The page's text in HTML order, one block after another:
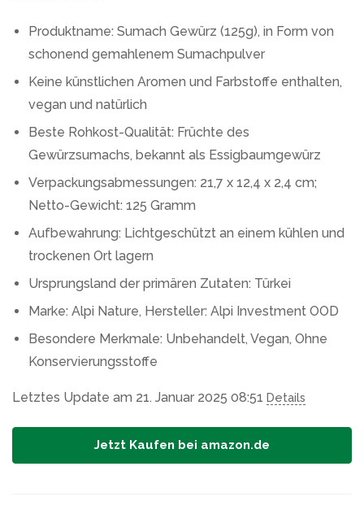
Produktname: Sumach Gewürz (125g), in Form von
schonend gemahlenem Sumachpulver
Keine künstlichen Aromen und Farbstoffe enthalten,
vegan und natürlich
Beste Rohkost-Qualität: Früchte des
Gewürzsumachs, bekannt als Essigbaumgewürz
Verpackungsabmessungen: 21,7 x 12,4 x 2,4 cm;
Netto-Gewicht: 125 Gramm
Aufbewahrung: Lichtgeschützt an einem kühlen und
trockenen Ort lagern
Ursprungsland der primären Zutaten: Türkei
Marke: Alpi Nature, Hersteller: Alpi Investment OOD
Besondere Merkmale: Unbehandelt, Vegan, Ohne
Konservierungsstoffe
Letztes Update am 21. Januar 2025 08:51 Details
Jetzt Kaufen bei amazon.de